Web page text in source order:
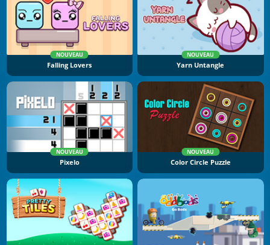
NOUVEAU
Falling Lovers
NOUVEAU
Yarn Untangle
NOUVEAU
Pixelo
NOUVEAU
Color Circle Puzzle